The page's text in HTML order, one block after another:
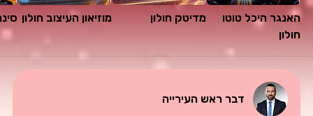
חולון
מדיטק חולון מוזיאון העיצוב חולון
דבר ראש העירייה